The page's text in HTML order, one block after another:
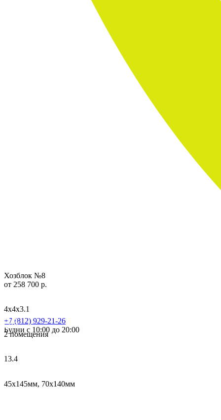
+7 (812) 929-21-26
Будни с 10:00 до 20:00
Хозблок №8
от 258 700 р.
4х4х3.1
2 помещения
13.4
45х145мм, 70х140мм